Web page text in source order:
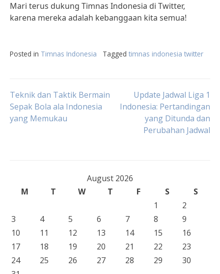
Mari terus dukung Timnas Indonesia di Twitter,
karena mereka adalah kebanggaan kita semua!
Posted in Timnas Indonesia Tagged timnas indonesia twitter
Post
navigation
Teknik dan Taktik Bermain
Sepak Bola ala Indonesia
yang Memukau
Update Jadwal Liga 1
Indonesia: Pertandingan
yang Ditunda dan
Perubahan Jadwal
August 2026
M
T W T F S
S
1
2
3
4 5 6 7 8
9
10
11 12 13 14 15
16
17
18 19 20 21 22
23
24
25 26 27 28 29
30